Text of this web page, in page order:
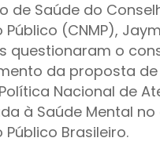
de Saúde do
Público (CNMP),
questionaram o
da proposta
Nacional de
à Saúde Mental
Público Brasileiro.